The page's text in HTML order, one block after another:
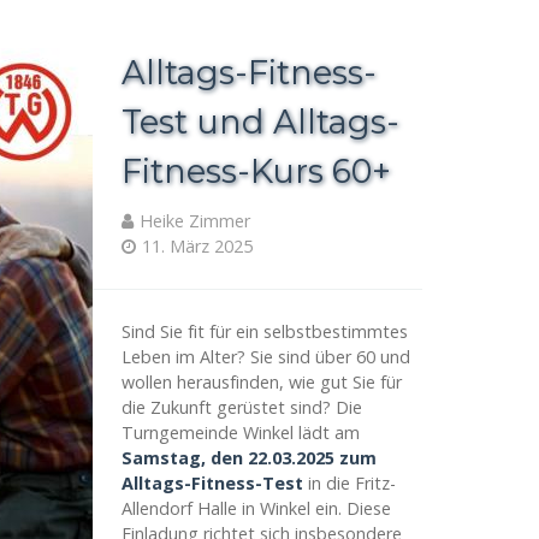
Alltags-Fitness-
Test und Alltags-
Fitness-Kurs 60+
Heike Zimmer
11. März 2025
Sind Sie fit für ein selbstbestimmtes
Leben im Alter? Sie sind über 60 und
wollen herausfinden, wie gut Sie für
die Zukunft gerüstet sind? Die
Turngemeinde Winkel lädt am
Samstag, den 22.03.2025 zum
Alltags-Fitness-Test in die Fritz-
Allendorf Halle in Winkel ein. Diese
Einladung richtet sich insbesondere